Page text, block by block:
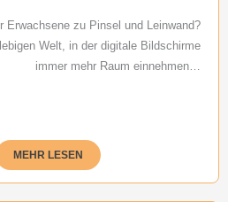
Erwachsene zu Pinsel und Leinwand?
Welt, in der digitale Bildschirme
immer mehr Raum einnehmen…
MEHR LESEN